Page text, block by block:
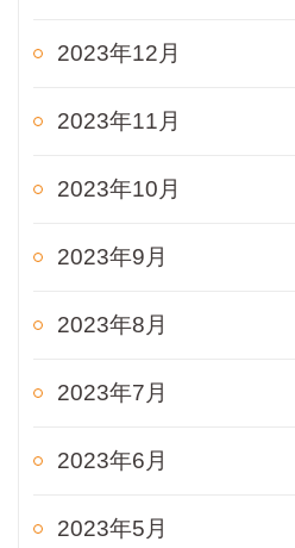
2023年12月
2023年11月
2023年10月
2023年9月
2023年8月
2023年7月
2023年6月
2023年5月